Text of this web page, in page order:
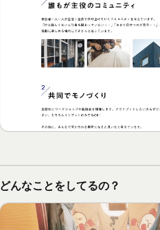
どんなことをしてるの？